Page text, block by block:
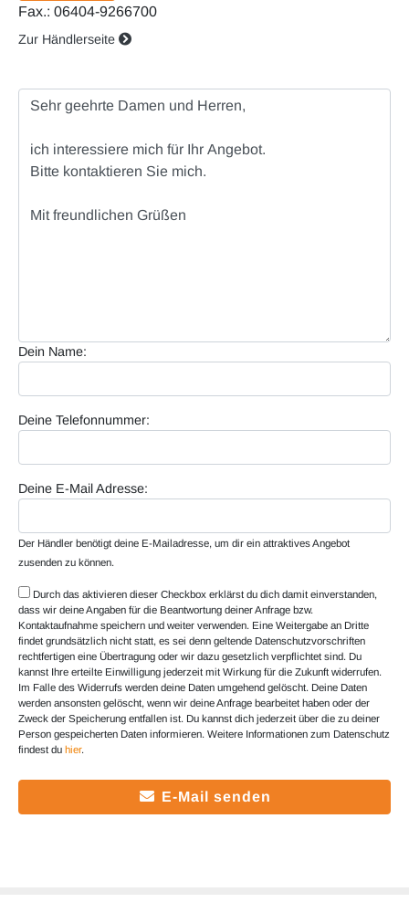
Fax.: 06404-9266700
Zur Händlerseite
Dein Name:
Deine Telefonnummer:
Deine E-Mail Adresse:
Der Händler benötigt deine E-Mailadresse, um dir ein attraktives Angebot
zusenden zu können.
Durch das aktivieren dieser Checkbox erklärst du dich damit einverstanden,
dass wir deine Angaben für die Beantwortung deiner Anfrage bzw.
Kontaktaufnahme speichern und weiter verwenden. Eine Weitergabe an Dritte
findet grundsätzlich nicht statt, es sei denn geltende Datenschutzvorschriften
rechtfertigen eine Übertragung oder wir dazu gesetzlich verpflichtet sind. Du
kannst Ihre erteilte Einwilligung jederzeit mit Wirkung für die Zukunft widerrufen.
Im Falle des Widerrufs werden deine Daten umgehend gelöscht. Deine Daten
werden ansonsten gelöscht, wenn wir deine Anfrage bearbeitet haben oder der
Zweck der Speicherung entfallen ist. Du kannst dich jederzeit über die zu deiner
Person gespeicherten Daten informieren. Weitere Informationen zum Datenschutz
findest du hier.
E-Mail senden